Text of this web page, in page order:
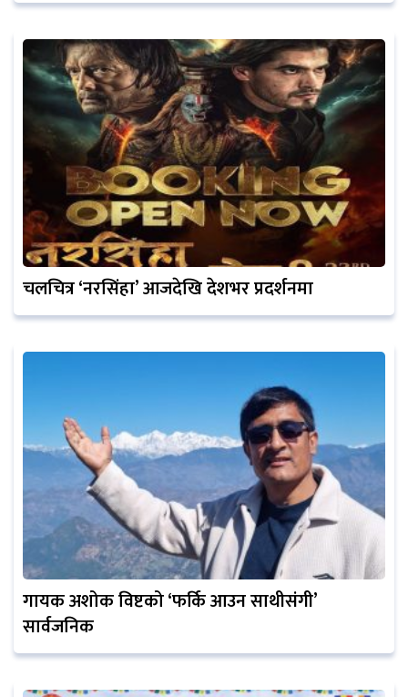
चलचित्र ‘नरसिंहा’ आजदेखि देशभर प्रदर्शनमा
गायक अशोक विष्टको ‘फर्कि आउन साथीसंगी’
सार्वजनिक